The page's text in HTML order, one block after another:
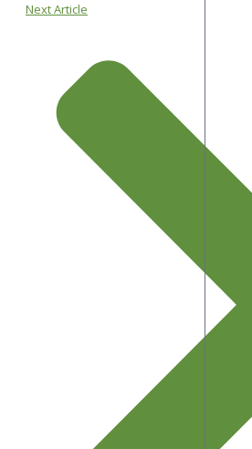
Next Article